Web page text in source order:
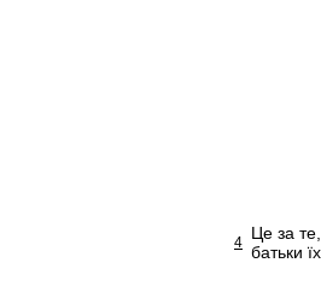
4 Це за
батьки